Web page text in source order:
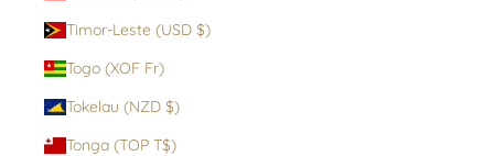
Timor-Leste (USD $)
Togo (XOF Fr)
Tokelau (NZD $)
Tonga (TOP T$)